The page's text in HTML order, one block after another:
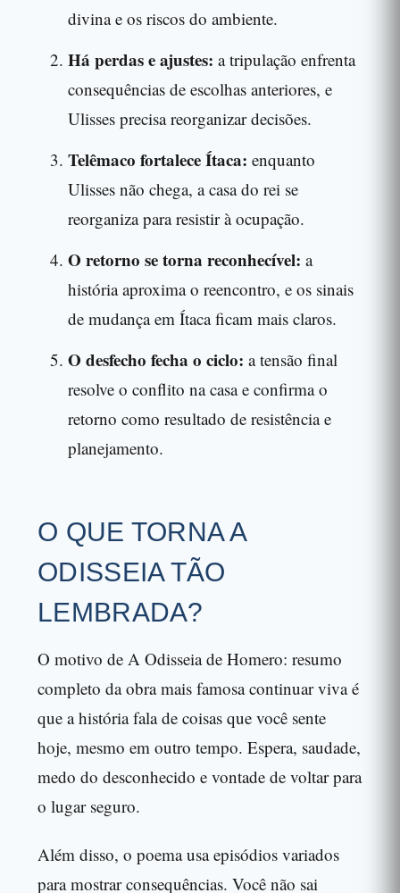
divina e os riscos do ambiente.
Há perdas e ajustes: a tripulação enfrenta
consequências de escolhas anteriores, e
Ulisses precisa reorganizar decisões.
Telêmaco fortalece Ítaca: enquanto
Ulisses não chega, a casa do rei se
reorganiza para resistir à ocupação.
O retorno se torna reconhecível: a
história aproxima o reencontro, e os sinais
de mudança em Ítaca ficam mais claros.
O desfecho fecha o ciclo: a tensão final
resolve o conflito na casa e confirma o
retorno como resultado de resistência e
planejamento.
O QUE TORNA A
ODISSEIA TÃO
LEMBRADA?
O motivo de A Odisseia de Homero: resumo
completo da obra mais famosa continuar viva é
que a história fala de coisas que você sente
hoje, mesmo em outro tempo. Espera, saudade,
medo do desconhecido e vontade de voltar para
o lugar seguro.
Além disso, o poema usa episódios variados
para mostrar consequências. Você não sai